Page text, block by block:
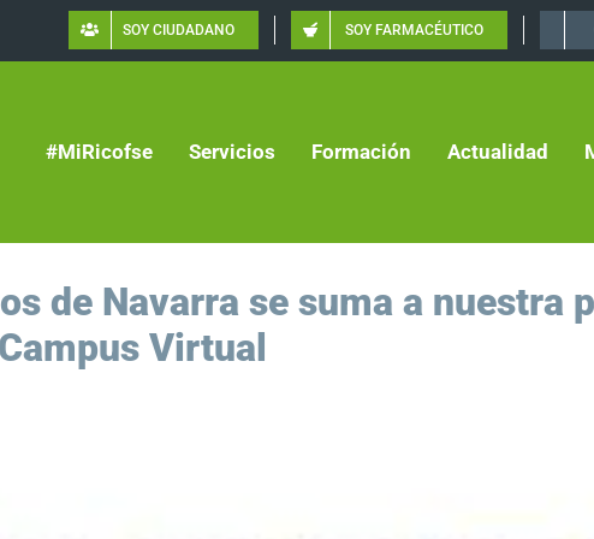
SOY CIUDADANO SOY FARMACÉUTICO
#MiRicofse Servicios Formación Actualidad
de Navarra se suma a nuestra
Virtual